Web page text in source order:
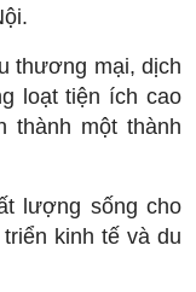
thương mại, dịch
loạt tiện ích cao
thành một thành
lượng sống cho
kinh tế và du